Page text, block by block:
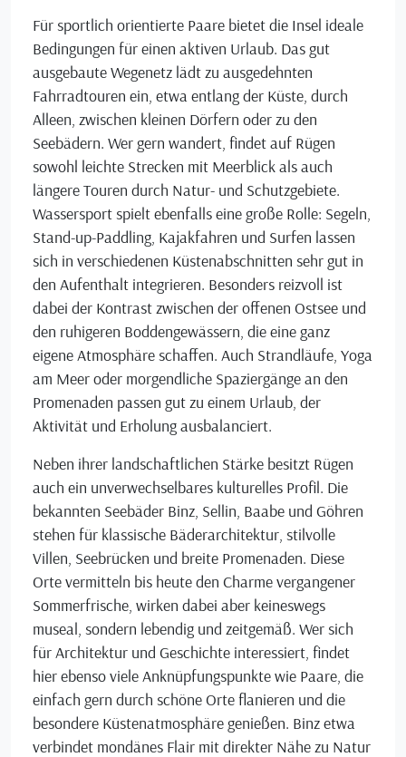
Für sportlich orientierte Paare bietet die Insel ideale
Bedingungen für einen aktiven Urlaub. Das gut
ausgebaute Wegenetz lädt zu ausgedehnten
Fahrradtouren ein, etwa entlang der Küste, durch
Alleen, zwischen kleinen Dörfern oder zu den
Seebädern. Wer gern wandert, findet auf Rügen
sowohl leichte Strecken mit Meerblick als auch
längere Touren durch Natur- und Schutzgebiete.
Wassersport spielt ebenfalls eine große Rolle: Segeln,
Stand-up-Paddling, Kajakfahren und Surfen lassen
sich in verschiedenen Küstenabschnitten sehr gut in
den Aufenthalt integrieren. Besonders reizvoll ist
dabei der Kontrast zwischen der offenen Ostsee und
den ruhigeren Boddengewässern, die eine ganz
eigene Atmosphäre schaffen. Auch Strandläufe, Yoga
am Meer oder morgendliche Spaziergänge an den
Promenaden passen gut zu einem Urlaub, der
Aktivität und Erholung ausbalanciert.
Neben ihrer landschaftlichen Stärke besitzt Rügen
auch ein unverwechselbares kulturelles Profil. Die
bekannten Seebäder Binz, Sellin, Baabe und Göhren
stehen für klassische Bäderarchitektur, stilvolle
Villen, Seebrücken und breite Promenaden. Diese
Orte vermitteln bis heute den Charme vergangener
Sommerfrische, wirken dabei aber keineswegs
museal, sondern lebendig und zeitgemäß. Wer sich
für Architektur und Geschichte interessiert, findet
hier ebenso viele Anknüpfungspunkte wie Paare, die
einfach gern durch schöne Orte flanieren und die
besondere Küstenatmosphäre genießen. Binz etwa
verbindet mondänes Flair mit direkter Nähe zu Natur